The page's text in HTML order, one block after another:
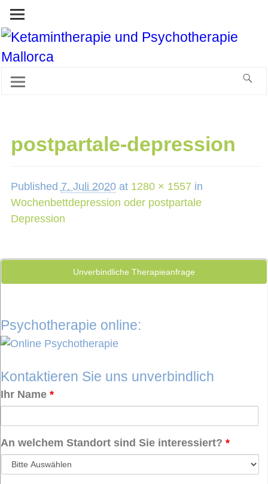
postpartale-depression
Published 7. Juli 2020at 1280 × 1557 in
Wochenbettdepression oder postpartale
Depression
Unverbindliche Therapieanfrage
Psychotherapie online:
Kontaktieren Sie uns unverbindlich
Ihr Name *
An welchem Standort sind Sie interessiert? *